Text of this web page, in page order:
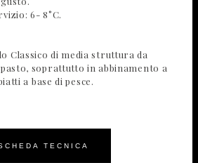
6- 8°C.
Classico di media struttura da
soprattutto in abbinamento a
a base di pesce.
TECNICA